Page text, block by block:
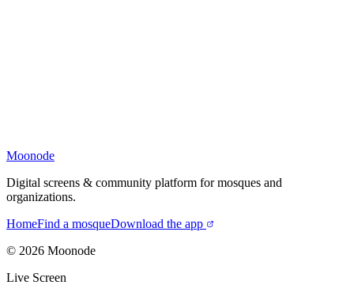
Moonode
Digital screens & community platform for mosques and
organizations.
HomeFind a mosqueDownload the app
© 2026 Moonode
Live Screen